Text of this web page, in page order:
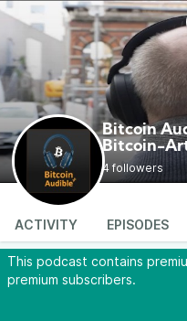
Bitcoin
Bitcoin-
Sprache!
4 followers
ACTIVITY EPISODES
This podcast contains
premium subscribers.